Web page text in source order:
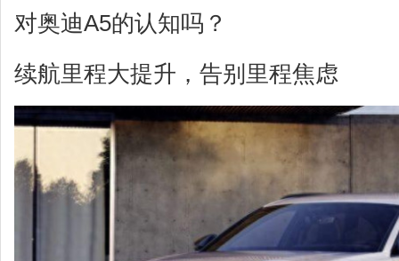
对奥迪A5的认知吗？
续航里程大提升，告别里程焦虑